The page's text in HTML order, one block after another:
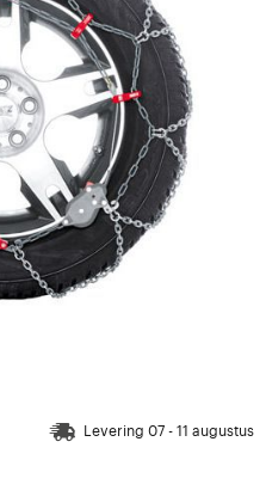
Levering 07 - 11 augustus